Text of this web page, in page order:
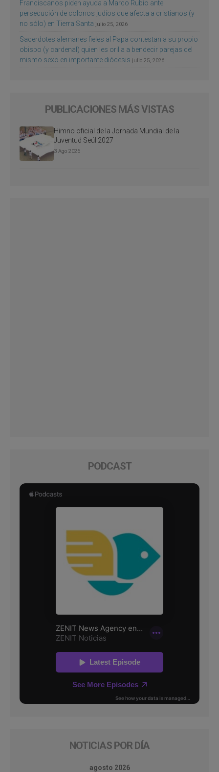
Franciscanos piden ayuda a Marco Rubio ante
persecución de colonos judíos que afecta a cristianos (y
no sólo) en Tierra Santa julio 25, 2026
Sacerdotes alemanes fieles al Papa contestan a su propio
obispo (y cardenal) quien les orilla a bendecir parejas del
mismo sexo en importante diócesis julio 25, 2026
PUBLICACIONES MÁS VISTAS
Himno oficial de la Jornada Mundial de la
Juventud Seúl 2027
3 Ago 2026
PODCAST
NOTICIAS POR DÍA
agosto 2026